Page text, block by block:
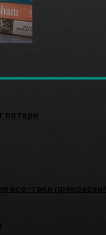
потери
все-таки прекрасен»